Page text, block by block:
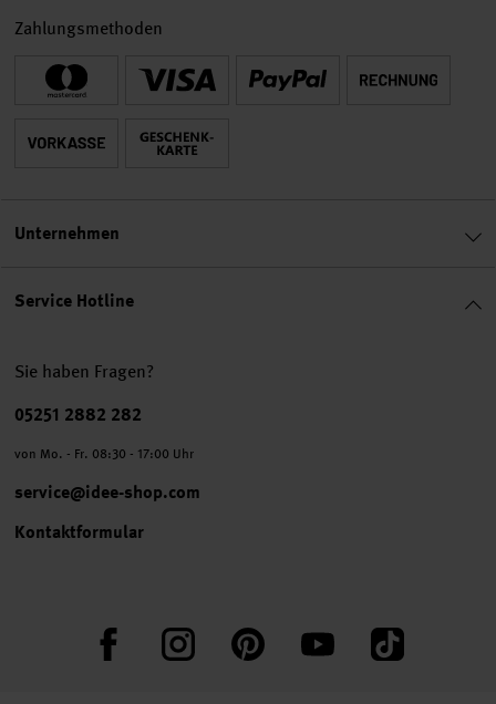
Service Hotline
Sie haben Fragen?
Telefonnummer
05251 2882 282
von Mo. - Fr. 08:30 - 17:00 Uhr
service@idee-shop.com
Kontaktformular
FacebookInstagram PinterestYouTube TikTok
Zahlungsmethoden
Unternehmen